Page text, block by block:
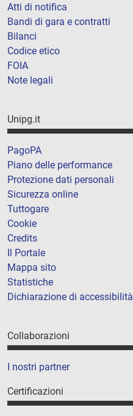
Atti di notifica
Bandi di gara e contratti
Bilanci
Codice etico
FOIA
Note legali
Unipg.it
PagoPA
Piano delle performance
Protezione dati personali
Sicurezza online
Tuttogare
Cookie
Credits
Il Portale
Mappa sito
Statistiche
Dichiarazione di accessibilità
Collaborazioni
I nostri partner
Certificazioni